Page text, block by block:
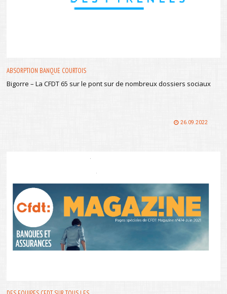
ABSORPTION BANQUE COURTOIS
Bigorre – La CFDT 65 sur le pont sur de nombreux dossiers sociaux
26.09.2022